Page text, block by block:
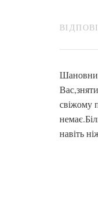
свіжому
навіть